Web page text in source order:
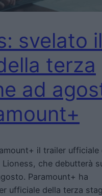
svelato il
terza
ad
il trailer ufficiale
che debutterà
Paramount+ ha
ufficiale della terza